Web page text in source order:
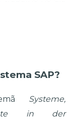
SAP?
Systeme,
in der